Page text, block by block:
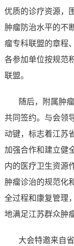
优质的诊疗资源，
肿瘤防治水平的不
瘤专科联盟的章程
各参加单位按规范
联盟。
随后，附属肿瘤
共同签约。与会领
动键，标志着江苏
加强合作和建立健
内的医疗卫生资源
肿瘤诊治的规范化
全过程和康复管理
地满足江苏群众肿
大会特邀来自省